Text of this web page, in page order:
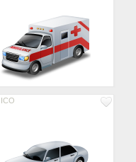
ICO